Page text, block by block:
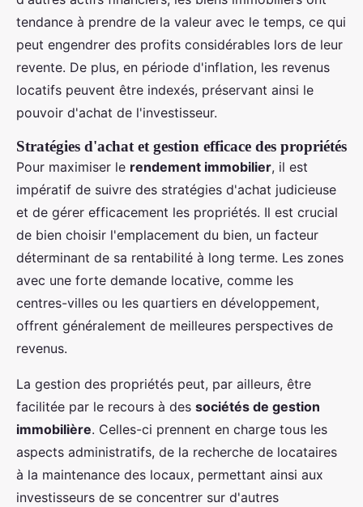
tendance à prendre de la valeur avec le temps, ce qui
peut engendrer des profits considérables lors de leur
revente. De plus, en période d'inflation, les revenus
locatifs peuvent être indexés, préservant ainsi le
pouvoir d'achat de l'investisseur.
Stratégies d'achat et gestion efficace des propriétés
Pour maximiser le rendement immobilier, il est
impératif de suivre des stratégies d'achat judicieuse
et de gérer efficacement les propriétés. Il est crucial
de bien choisir l'emplacement du bien, un facteur
déterminant de sa rentabilité à long terme. Les zones
avec une forte demande locative, comme les
centres-villes ou les quartiers en développement,
offrent généralement de meilleures perspectives de
revenus.
La gestion des propriétés peut, par ailleurs, être
facilitée par le recours à des sociétés de gestion
immobilière. Celles-ci prennent en charge tous les
aspects administratifs, de la recherche de locataires
à la maintenance des locaux, permettant ainsi aux
investisseurs de se concentrer sur d'autres